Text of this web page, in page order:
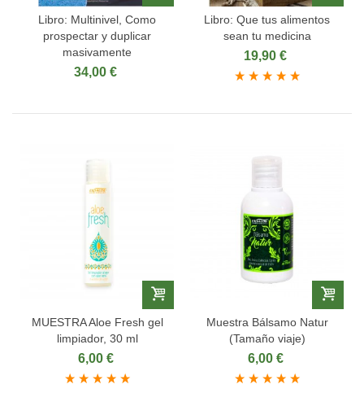
Libro: Multinivel, Como
prospectar y duplicar
masivamente
34,00 €
Libro: Que tus alimentos
sean tu medicina
19,90 €
MUESTRA Aloe Fresh gel
limpiador, 30 ml
6,00 €
Muestra Bálsamo Natur
(Tamaño viaje)
6,00 €